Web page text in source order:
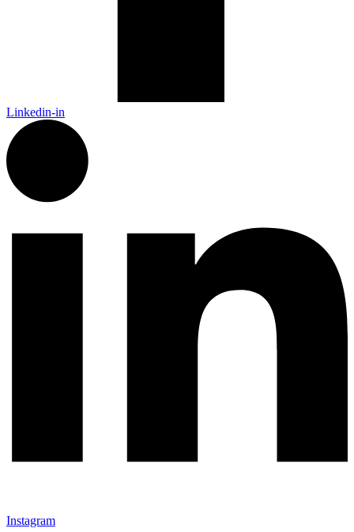
Linkedin-in
Instagram